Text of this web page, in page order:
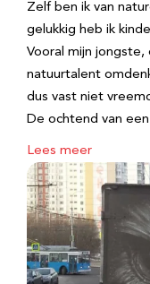
Zelf ben ik van
gelukkig heb ik
Vooral mijn jongste,
natuurtalent
dus vast niet
De ochtend van
Lees meer